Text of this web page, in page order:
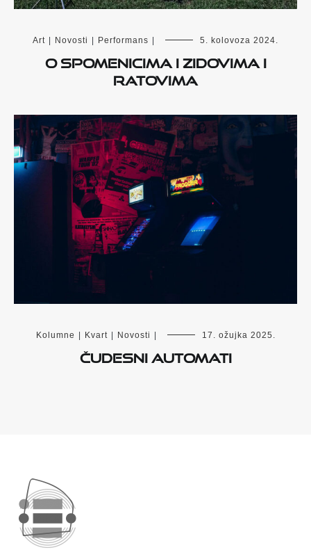
Art Novosti Performans 5. kolovoza 2024.
O spomenicima i zidovima i
ratovima
Kolumne Kvart Novosti 17. ožujka 2025.
Čudesni automati